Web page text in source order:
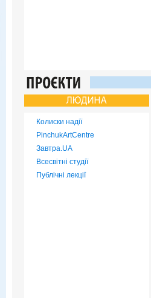
Колиски надії
PinchukArtCentre
Завтра.UA
Всесвітні студії
Публічні лекції